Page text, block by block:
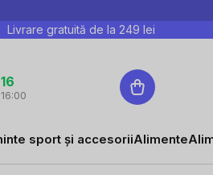
Livrare gratuită de la 249 lei
Coş
de
sport și accesoriiAlimente